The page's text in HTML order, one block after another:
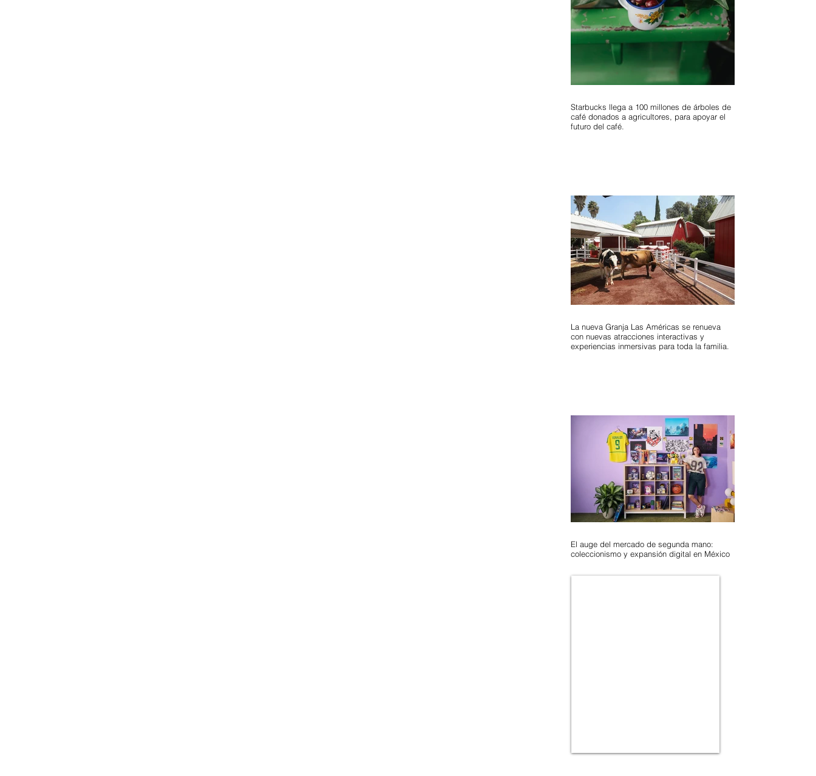
Starbucks llega a 100 millones de árboles de
café donados a agricultores, para apoyar el
futuro del café.
La nueva Granja Las Américas se renueva
con nuevas atracciones interactivas y
experiencias inmersivas para toda la familia.
El auge del mercado de segunda mano:
coleccionismo y expansión digital en México